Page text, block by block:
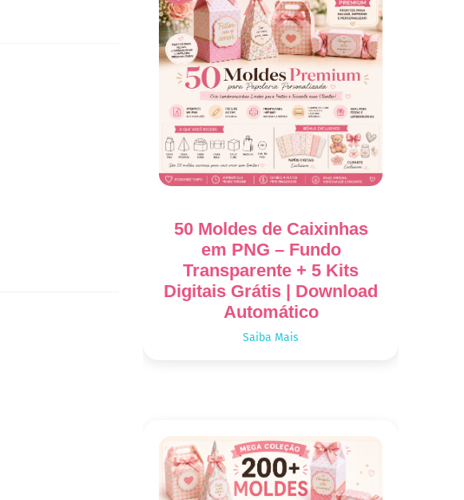
50 Moldes de Caixinhas
em PNG – Fundo
Transparente + 5 Kits
Digitais Grátis | Download
Automático
Saiba Mais